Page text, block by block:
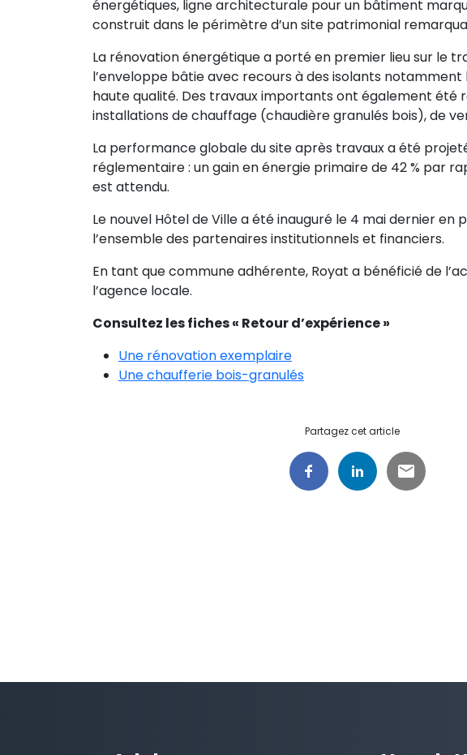
énergétiques, ligne architecturale pour un bâtiment
construit dans le périmètre d’un site patrimonial
La rénovation énergétique a porté en premier lieu sur le
l’enveloppe bâtie avec recours à des isolants
haute qualité. Des travaux importants ont également été
installations de chauffage (chaudière granulés bois), de
La performance globale du site après travaux a été
réglementaire : un gain en énergie primaire de 42 % par
est attendu.
Le nouvel Hôtel de Ville a été inauguré le 4 mai dernier en
l’ensemble des partenaires institutionnels et financiers.
En tant que commune adhérente, Royat a bénéficié de
l’agence locale.
Consultez les fiches « Retour d’expérience »
Une rénovation exemplaire
Une chaufferie bois-granulés
Partagez cet article